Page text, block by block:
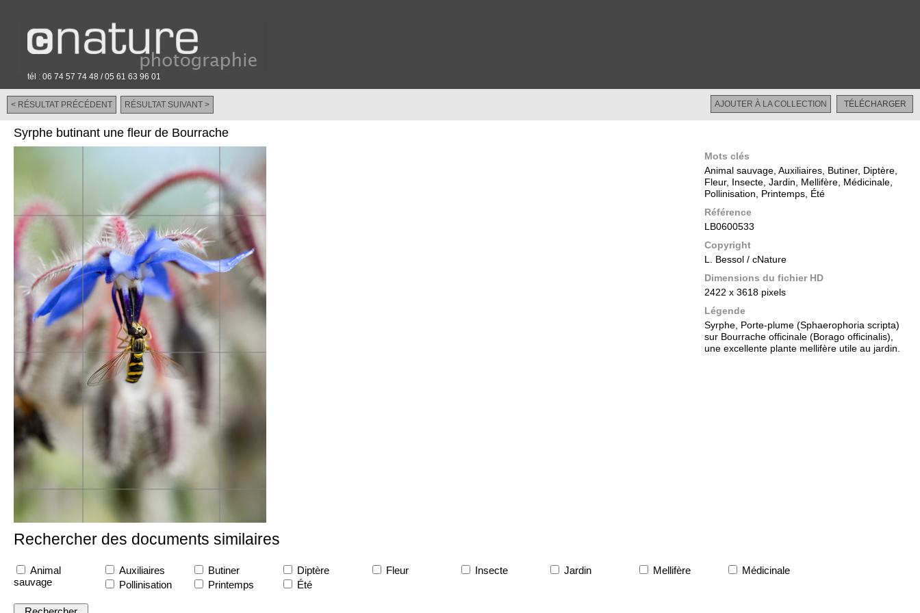
tél : 06 74 57 74 48 / 05 61 63 96 01
< RÉSULTAT PRÉCÉDENT RÉSULTAT SUIVANT >
-
Syrphe butinant une fleur de Bourrache
Mots clés
Animal sauvage, Auxiliaires, Butiner, Diptère,
Fleur, Insecte, Jardin, Mellifère, Médicinale,
Pollinisation, Printemps, Été
Référence
LB0600533
Copyright
L. Bessol / cNature
Dimensions du fichier HD
2422 x 3618 pixels
Légende
Syrphe, Porte-plume (Sphaerophoria scripta)
sur Bourrache officinale (Borago officinalis),
une excellente plante mellifère utile au jardin.
Rechercher des documents similaires
Animal
sauvage
Auxiliaires Butiner Diptère Fleur Insecte Jardin Mellifère
Médicinale
Pollinisation
Printemps Été
Restreint
TÉLÉCHARGER
AJOUTER À LA COLLECTION